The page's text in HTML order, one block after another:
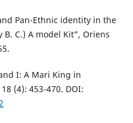
Pan-Ethnic identity in the
C.) A model Kit”, Oriens
I: A Mari King in
(4): 453-470. DOI: